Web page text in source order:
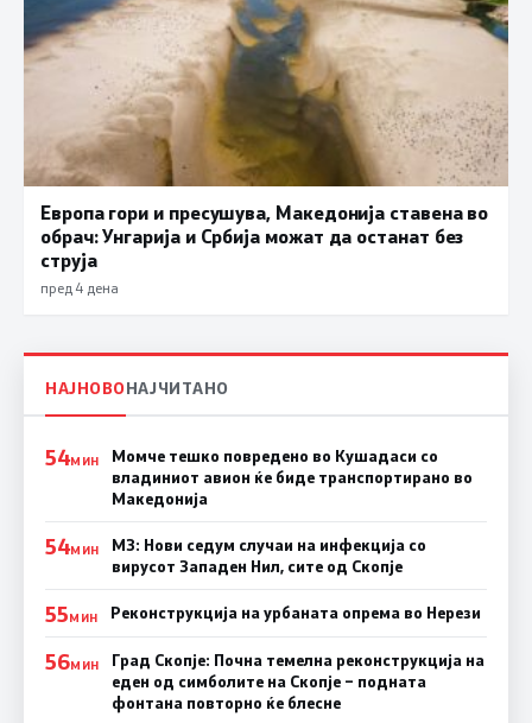
Европа гори и пресушува, Македонија ставена во
обрач: Унгарија и Србија можат да останат без
струја
пред 4 дена
НАЈНОВОНАЈЧИТАНО
54МИН
Момче тешко повредено во Кушадаси со
владиниот авион ќе биде транспортирано во
Македонија
54МИН
МЗ: Нови седум случаи на инфекција со
вирусот Западен Нил, сите од Скопје
55МИН Реконструкција на урбаната опрема во Нерези
56МИН
Град Скопје: Почна темелна реконструкција на
еден од симболите на Скопје – подната
фонтана повторно ќе блесне